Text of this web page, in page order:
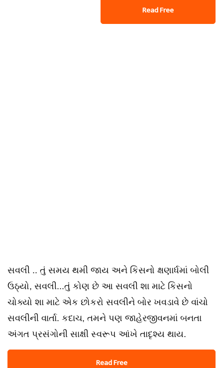
Read Free
સવલી .. તું સમય થમી જાય અને કિસનો ક્ષણાર્ધમાં બોલી
ઉઠ્યો, સવલી...તું કોણ છે આ સવલી શા માટે કિસનો
ચોક્યો શા માટે એક છોકરો સવલીને બોર ખવડાવે છે વાંચો
સવલીની વાર્તા. કદાચ, તમને પણ જાહેરજીવનમાં બનતા
અંગત પ્રસંગોની સાક્ષી સ્વરૂપ આંખે તાદૃશ્ય થાય.
Read Free